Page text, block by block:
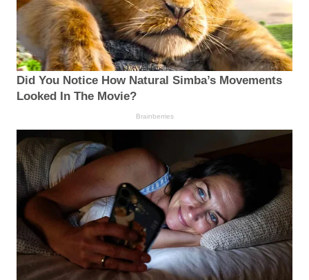
Did You Notice How Natural Simba’s Movements
Looked In The Movie?
Brainberries